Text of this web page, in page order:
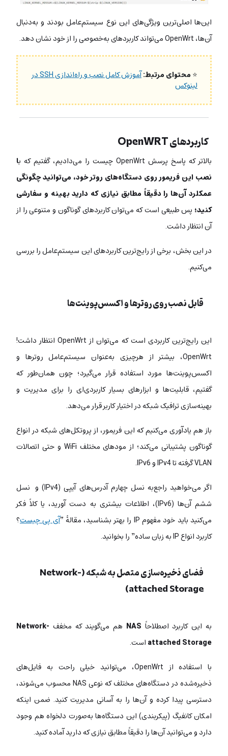
این‌ها اصلی‌ترین ویژگی‌های این نوع سیستم‌عامل بودند و به‌دنبال
آن‌ها، OpenWrt می‌تواند کاربردهای به‌خصوصی را از خود نشان دهد.
⭐محتوای مرتبط: آموزش کامل نصب و راه‌اندازی SSH در
لینوکس
کاربردهای OpenWRT
بالاتر که پاسخ پرسش OpenWrt چیست را می‌دادیم، گفتیم که ب
ا
نصب این فریمور روی دستگاه‌های روتر خود، می‌توانید چگونگی
عمکلرد آن‌ها را دقیقاً مطابق نیازی که دارید بهینه و سفارشی
کنید؛ پس طبیعی است که می‌توان کاربردهای گوناگون و متنوعی را از
آن انتظار داشت.
در این بخش، برخی از رایج‌ترین کاربردهای این سیستم‌عامل را بررسی
می‌کنیم.
قابل نصب روی روترها و اکسس‌پوینت‌ها
این رایج‌ترین کاربردی است که می‌توان از OpenWrt انتظار داشت!
OpenWrt، بیشتر از هرچیزی به‌عنوان سیستم‌عامل روترها و
اکسس‌پوینت‌ها مورد استفاده قرار می‌گیرد؛ چون همان‌طور که
گفتیم، قابلیت‌ها و ابزارهای بسیار کاربردی‌ای را برای مدیریت و
بهینه‌سازی ترافیک شبکه در اختیار کاربر قرار می‌دهد.
باز هم یادآوری می‌کنیم که این فریمور، از پروتکل‌های شبکه در انواع
گوناگون پشتیبانی می‌کند؛ از مودهای مختلف WiFi و حتی اتصالات
VLAN گرفته تا IPv4 و IPv6.
اگر می‌خواهید راجع‌به نسل چهارم آدرس‌های آیپی (IPv4) و نسل
ششم آن‌ها (IPv6)، اطلاعات بیشتری به دست آورید، یا کلاً فکر
می‌کنید باید خود مفهوم IP را بهتر بشناسید، مقالۀ “
آی پی چیست؟
کاربرد انواع IP به زبان ساده” را بخوانید.
فضای ذخیره‌سازی متصل به شبکه (Network-
attached Storage)
به این کاربرد اصطلاحاً NAS هم می‌گویند که مخفف Network-
attached Storageاست.
با استفاده از OpenWrt، می‌توانید خیلی راحت به فایل‌های
ذخیره‌شده در دستگاه‌های مختلف که نوعی NAS محسوب می‌شوند،
دسترسی پیدا کرده و آن‌ها را به آسانی مدیریت کنید. ضمن اینکه
امکان کانفیگ (پیکربندی) این دستگاه‌ها به‌صورت دلخواه هم وجود
دارد و می‌توانید آن‌ها را دقیقاً مطابق نیازی که دارید آماده کنید.